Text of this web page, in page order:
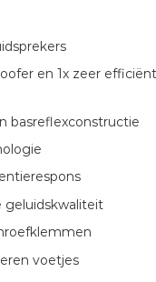
en 1x zeer
basreflexconstructie
geluidskwaliteit
voetjes